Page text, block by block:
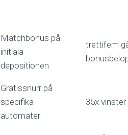
Matchbonus på
initiala
depositionen
trettifem
Gratissnurr på
specifika
automater
35x vinster